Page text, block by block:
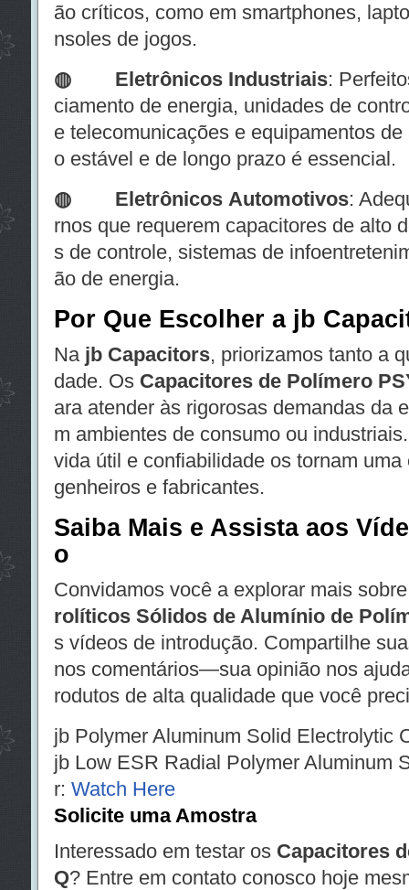
ão críticos, como em smartphones,
nsoles de jogos.
◍ Eletrônicos Industriais:
ciamento de energia, unidades de
e telecomunicações e equipamentos
o estável e de longo prazo é essencial.
◍ Eletrônicos Automotivos:
rnos que requerem capacitores de alto
s de controle, sistemas de
ão de energia.
Por Que Escolher a jb
Na jb Capacitors, priorizamos tanto a
dade. Os Capacitores de Polímero
ara atender às rigorosas demandas da
m ambientes de consumo ou
vida útil e confiabilidade os tornam
genheiros e fabricantes.
Saiba Mais e Assista aos
o
Convidamos você a explorar mais
rolíticos Sólidos de Alumínio de
s vídeos de introdução. Compartilhe
nos comentários—sua opinião nos
rodutos de alta qualidade que você
jb Polymer Aluminum Solid Electrolytic
jb Low ESR Radial Polymer Aluminum
r: Watch Here
Solicite uma Amostra
Interessado em testar os Capacitores
Q? Entre em contato conosco hoje